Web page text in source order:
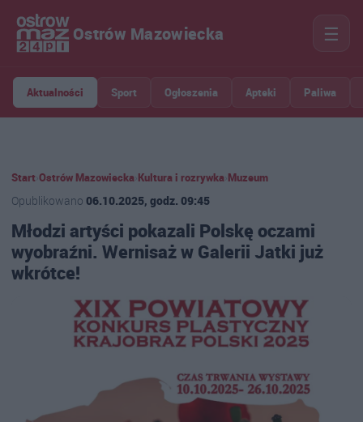
Ostrów Mazowiecka ☰
Aktualności Sport Ogłoszenia Apteki Paliwa
Start Ostrów Mazowiecka Kultura i rozrywka Muzeum
Opublikowano 06.10.2025, godz. 09:45
Młodzi artyści pokazali Polskę oczami
wyobraźni. Wernisaż w Galerii Jatki już
wkrótce!